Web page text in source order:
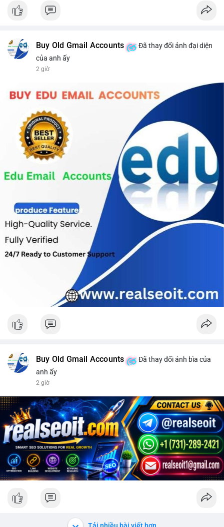
Buy Old Gmail Accounts
Đã thay đổi ảnh đại diện
của anh ấy
2 giờ
Buy Old Gmail Accounts
Đã thay đổi ảnh bìa của
anh ấy
2 giờ